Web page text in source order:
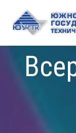
содержимому